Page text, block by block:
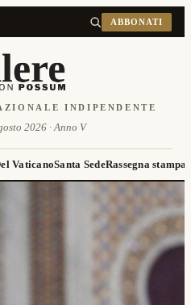
ABBONATI
INDIPENDENTE
2026 · Anno V
VaticanoSanta SedeRassegna stampa